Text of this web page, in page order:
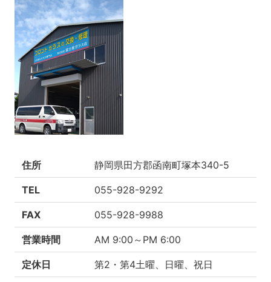
住所 静岡県田方郡函南町塚本340-5
TEL 055-928-9292
FAX 055-928-9988
営業時間 AM 9:00～PM 6:00
定休日 第2・第4土曜、日曜、祝日